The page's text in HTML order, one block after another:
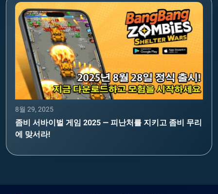
8월 29, 2025
좀비 서바이벌 게임 2025 — 피난처를 지키고 좀비 무리
에 맞서라!